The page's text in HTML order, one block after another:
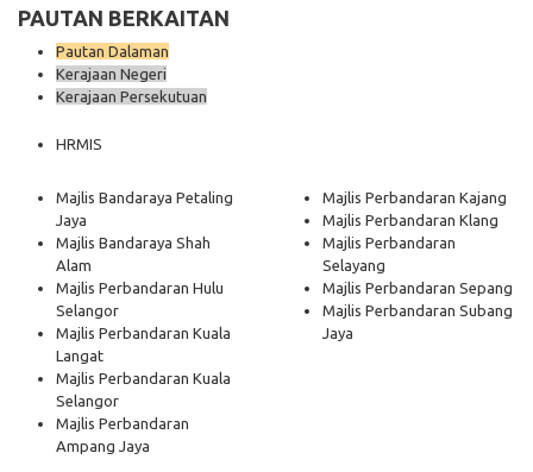
PAUTAN BERKAITAN
Pautan Dalaman
Kerajaan Negeri
Kerajaan Persekutuan
HRMIS
Majlis Bandaraya Petaling
Jaya
Majlis Bandaraya Shah
Alam
Majlis Perbandaran Hulu
Selangor
Majlis Perbandaran Kuala
Langat
Majlis Perbandaran Kuala
Selangor
Majlis Perbandaran
Ampang Jaya
Majlis Perbandaran Kajang
Majlis Perbandaran Klang
Majlis Perbandaran
Selayang
Majlis Perbandaran Sepang
Majlis Perbandaran Subang
Jaya